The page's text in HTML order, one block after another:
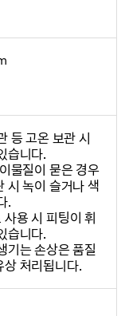
등 고온 보관 시
습니다.
물질이 묻은 경우
시 녹이 슬거나 색
.
용 시 피팅이 휘
습니다.
기는 손상은 품질
상 처리됩니다.